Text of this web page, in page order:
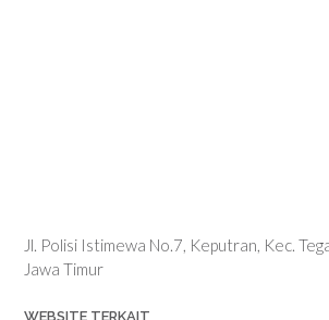
Jl. Polisi Istimewa No.7, Keputran, Kec.
Jawa Timur
WEBSITE TERKAIT